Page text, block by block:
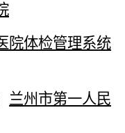
院体检管理系统
兰州市第一人民